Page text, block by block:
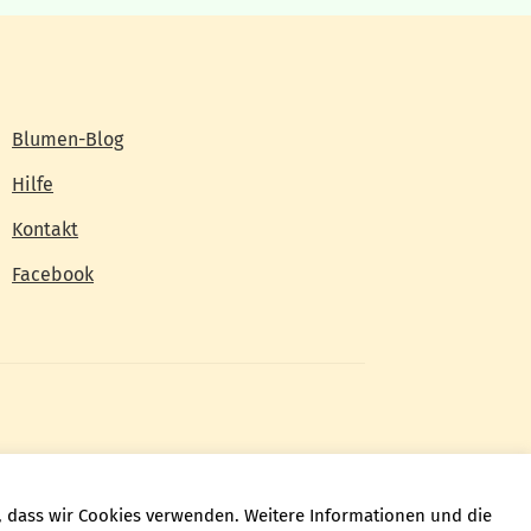
Blumen-Blog
Hilfe
Kontakt
Facebook
wir Cookies verwenden. Weitere Informationen und die